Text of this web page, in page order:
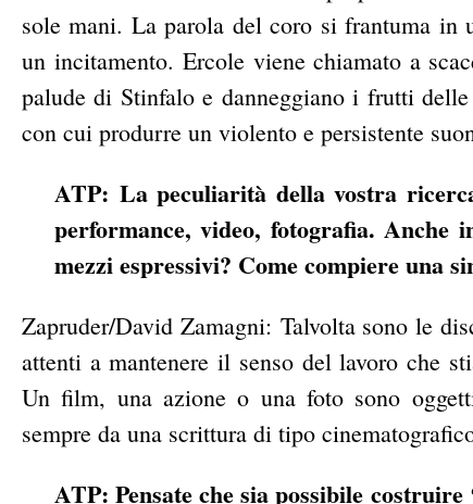
sole mani. La parola del coro si frantuma in
un incitamento. Ercole viene chiamato a
palude di Stinfalo e danneggiano i frutti
con cui produrre un violento e persistente
ATP: La peculiarità della vostra
performance, video, fotografia. Anche
mezzi espressivi? Come compiere una
Zapruder/David Zamagni: Talvolta sono le
attenti a mantenere il senso del lavoro che
Un film, una azione o una foto sono
sempre da una scrittura di tipo
ATP: Pensate che sia possibile